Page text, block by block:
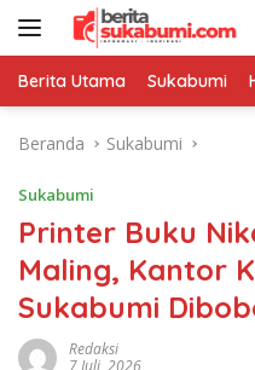
Langsung
Berita Utama Sukabumi
Beranda Sukabumi
Sukabumi
Printer Buku
Maling, Kantor
Sukabumi
Redaksi
7 Juli, 2026